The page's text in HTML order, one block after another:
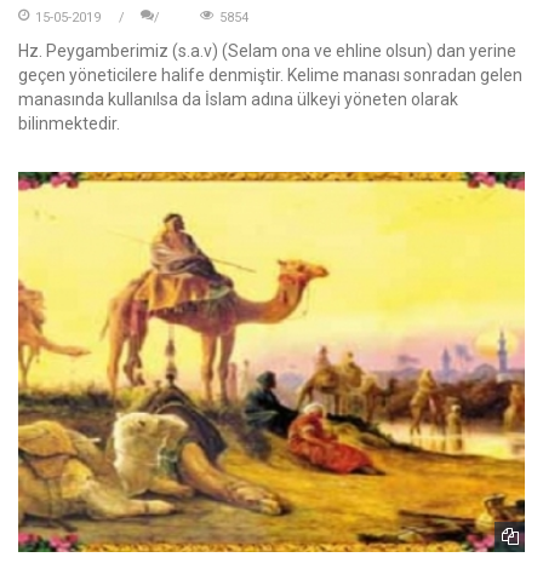
15-05-2019 5854
Hz. Peygamberimiz (s.a.v) (Selam ona ve ehline olsun) dan yerine
geçen yöneticilere halife denmiştir. Kelime manası sonradan gelen
manasında kullanılsa da İslam adına ülkeyi yöneten olarak
bilinmektedir.